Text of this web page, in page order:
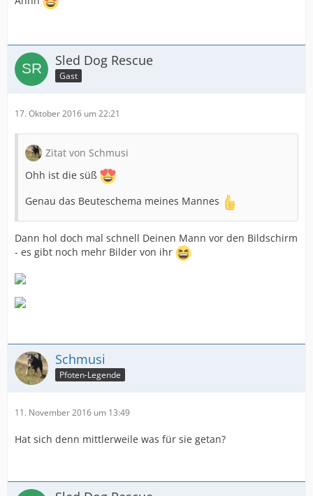
Sled Dog Rescue
Gast
17. Oktober 2016 um 22:21
Zitat von Schmusi
Ohh ist die süß
Genau das Beuteschema meines Mannes
Dann hol doch mal schnell Deinen Mann vor den Bildschirm
- es gibt noch mehr Bilder von ihr
Schmusi
Pfoten-Legende
11. November 2016 um 13:49
Hat sich denn mittlerweile was für sie getan?